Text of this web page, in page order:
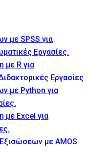
με SPSS για
Εργασίες.
με R για
Εργασίες
με Python για
με Excel για
με AMOS